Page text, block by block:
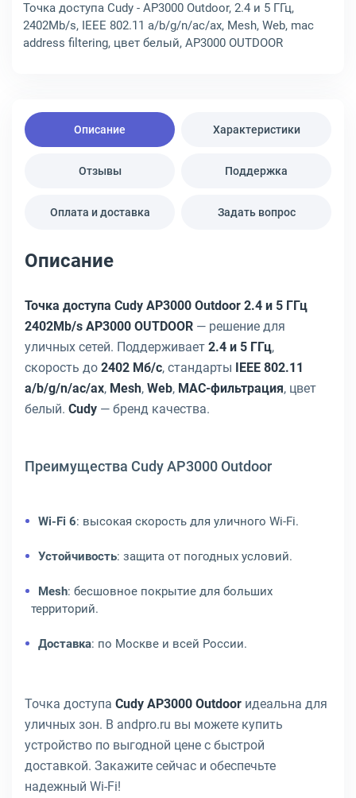
Точка доступа Cudy - AP3000 Outdoor, 2.4 и 5 ГГц,
2402Mb/s, IEEE 802.11 a/b/g/n/ac/ax, Mesh, Web, mac
address filtering, цвет белый, AP3000 OUTDOOR
Описание Характеристики
Отзывы Поддержка
Оплата и доставка Задать вопрос
Описание
Точка доступа Cudy AP3000 Outdoor 2.4 и 5 ГГц
2402Mb/s AP3000 OUTDOOR — решение для
уличных сетей. Поддерживает 2.4 и 5 ГГц,
скорость до 2402 Мб/с, стандарты IEEE 802.11
a/b/g/n/ac/ax, Mesh, Web, MAC-фильтрация, цвет
белый. Cudy — бренд качества.
Преимущества Cudy AP3000 Outdoor
Wi-Fi 6: высокая скорость для уличного Wi-Fi.
Устойчивость: защита от погодных условий.
Mesh: бесшовное покрытие для больших
территорий.
Доставка: по Москве и всей России.
Точка доступа Cudy AP3000 Outdoor идеальна для
уличных зон. В andpro.ru вы можете купить
устройство по выгодной цене с быстрой
доставкой. Закажите сейчас и обеспечьте
надежный Wi-Fi!